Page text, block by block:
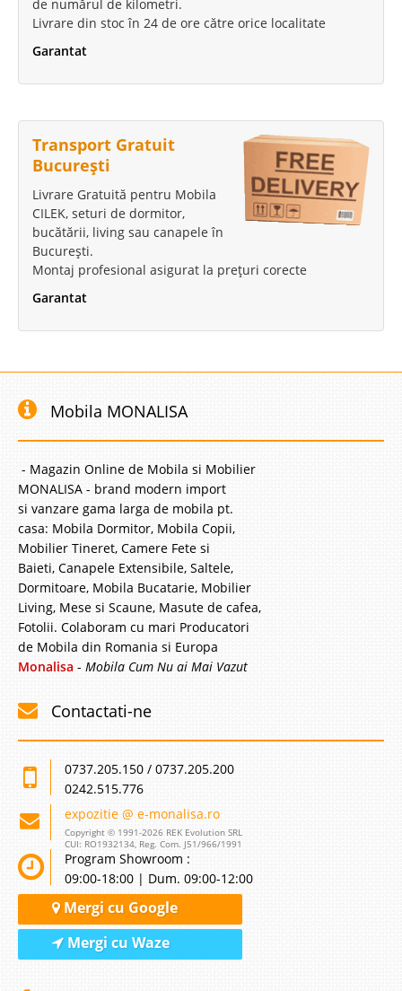
de numărul de kilometri.
Livrare din stoc în 24 de ore către orice localitate
Garantat
Transport Gratuit
București
Livrare Gratuită pentru Mobila
CILEK, seturi de dormitor,
bucătării, living sau canapele în
București.
Montaj profesional asigurat la prețuri corecte
Garantat
Mobila MONALISA
- Magazin Online de Mobila si Mobilier
MONALISA - brand modern import
si vanzare gama larga de mobila pt.
casa: Mobila Dormitor, Mobila Copii,
Mobilier Tineret, Camere Fete si
Baieti, Canapele Extensibile, Saltele,
Dormitoare, Mobila Bucatarie, Mobilier
Living, Mese si Scaune, Masute de cafea,
Fotolii. Colaboram cu mari Producatori
de Mobila din Romania si Europa
Monalisa - Mobila Cum Nu ai Mai Vazut
Contactati-ne
0737.205.150 / 0737.205.200
0242.515.776
expozitie @ e-monalisa.ro
Copyright © 1991-2026 REK Evolution SRL
CUI: RO1932134, Reg. Com. J51/966/1991
Program Showroom :
09:00-18:00 | Dum. 09:00-12:00
Mergi cu Google
Mergi cu Waze